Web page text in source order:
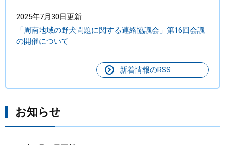
2025年7月30日更新
「周南地域の野犬問題に関する連絡協議会」第16回会議
の開催について
新着情報のRSS
お知らせ